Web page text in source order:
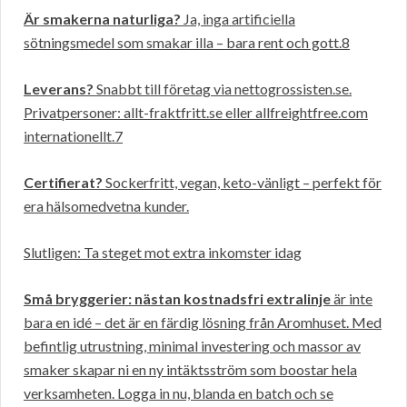
Är smakerna naturliga? Ja, inga artificiella
sötningsmedel som smakar illa – bara rent och gott.8
Leverans? Snabbt till företag via nettogrossisten.se.
Privatpersoner: allt-fraktfritt.se eller allfreightfree.com
internationellt.7
Certifierat? Sockerfritt, vegan, keto-vänligt – perfekt för
era hälsomedvetna kunder.
Slutligen: Ta steget mot extra inkomster idag
Små bryggerier: nästan kostnadsfri extralinjeär inte
bara en idé – det är en färdig lösning från Aromhuset. Med
befintlig utrustning, minimal investering och massor av
smaker skapar ni en ny intäktsström som boostar hela
verksamheten. Logga in nu, blanda en batch och se